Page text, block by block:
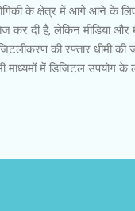
के क्षेत्र में आगे आने के
कर दी है, लेकिन मीडिया
की रफ्तार धीमी की
में डिजिटल उपयोग के
सूचनाएं किसी भी समय